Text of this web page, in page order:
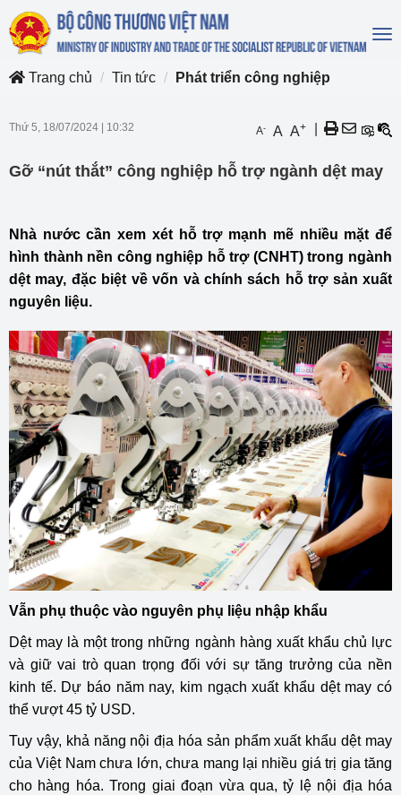
Trang chủ
Tin tức Phát triển công nghiệp
Thứ 5, 18/07/2024 10:32 A- A A+
Gỡ “nút thắt” công nghiệp hỗ trợ ngành dệt may
Nhà nước cần xem xét hỗ trợ mạnh mẽ nhiều mặt để
hình thành nền công nghiệp hỗ trợ (CNHT) trong ngành
dệt may, đặc biệt về vốn và chính sách hỗ trợ sản xuất
nguyên liệu.
Vẫn phụ thuộc vào nguyên phụ liệu nhập khẩu
Dệt may là một trong những ngành hàng xuất khẩu chủ lực
và giữ vai trò quan trọng đối với sự tăng trưởng của nền
kinh tế. Dự báo năm nay, kim ngạch xuất khẩu dệt may có
thể vượt 45 tỷ USD.
Tuy vậy, khả năng nội địa hóa sản phẩm xuất khẩu dệt may
của Việt Nam chưa lớn, chưa mang lại nhiều giá trị gia tăng
cho hàng hóa. Trong giai đoạn vừa qua, tỷ lệ nội địa hóa